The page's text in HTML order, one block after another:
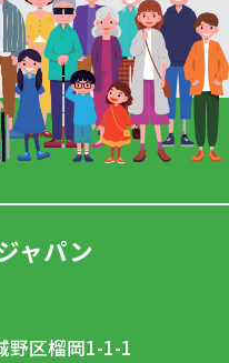
ャパン
野区榴岡1-1-1